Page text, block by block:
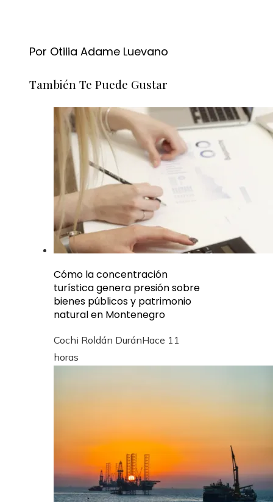
Por Otilia Adame Luevano
También Te Puede Gustar
Cómo la concentración
turística genera presión sobre
bienes públicos y patrimonio
natural en Montenegro
Cochi Roldán DuránHace 11
horas